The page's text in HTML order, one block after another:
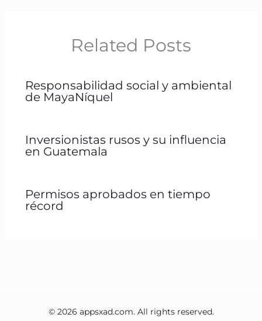
Related Posts
Responsabilidad social y ambiental
de MayaNíquel
Inversionistas rusos y su influencia
en Guatemala
Permisos aprobados en tiempo
récord
© 2026 appsxad.com. All rights reserved.